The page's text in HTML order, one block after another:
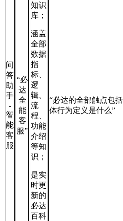
问
答
助
手
-
智
能
客
服
“必
达
全
能
客
服”
知识
库；
涵盖
全部
数据
指
标、
逻
辑、
流
程、
功能
介绍
等知
识；
是实
时更
新的
必达
百科
“必达的全部触点包
体行为定义是什么”